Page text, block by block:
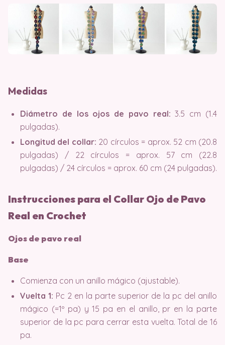
Medidas
Diámetro de los ojos de pavo real: 3.5 cm (1.4
pulgadas).
Longitud del collar: 20 círculos = aprox. 52 cm (20.8
pulgadas) / 22 círculos = aprox. 57 cm (22.8
pulgadas) / 24 círculos = aprox. 60 cm (24 pulgadas).
Instrucciones para el Collar Ojo de Pavo
Real en Crochet
Ojos de pavo real
Base
Comienza con un anillo mágico (ajustable).
Vuelta 1: Pc 2 en la parte superior de la pc del anillo
mágico (=1º pa) y 15 pa en el anillo, pr en la parte
superior de la pc para cerrar esta vuelta. Total de 16
pa.